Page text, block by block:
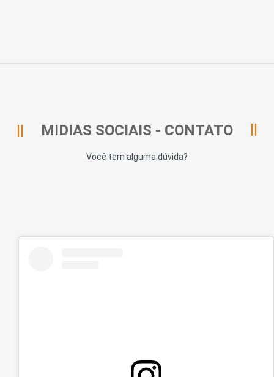
MIDIAS SOCIAIS - CONTATO
Você tem alguma dúvida?